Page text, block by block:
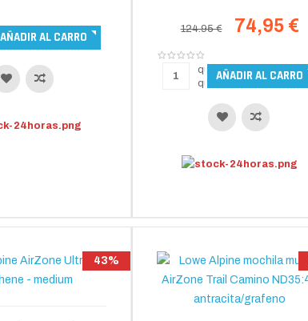
124.95 € 74,95 €
43%